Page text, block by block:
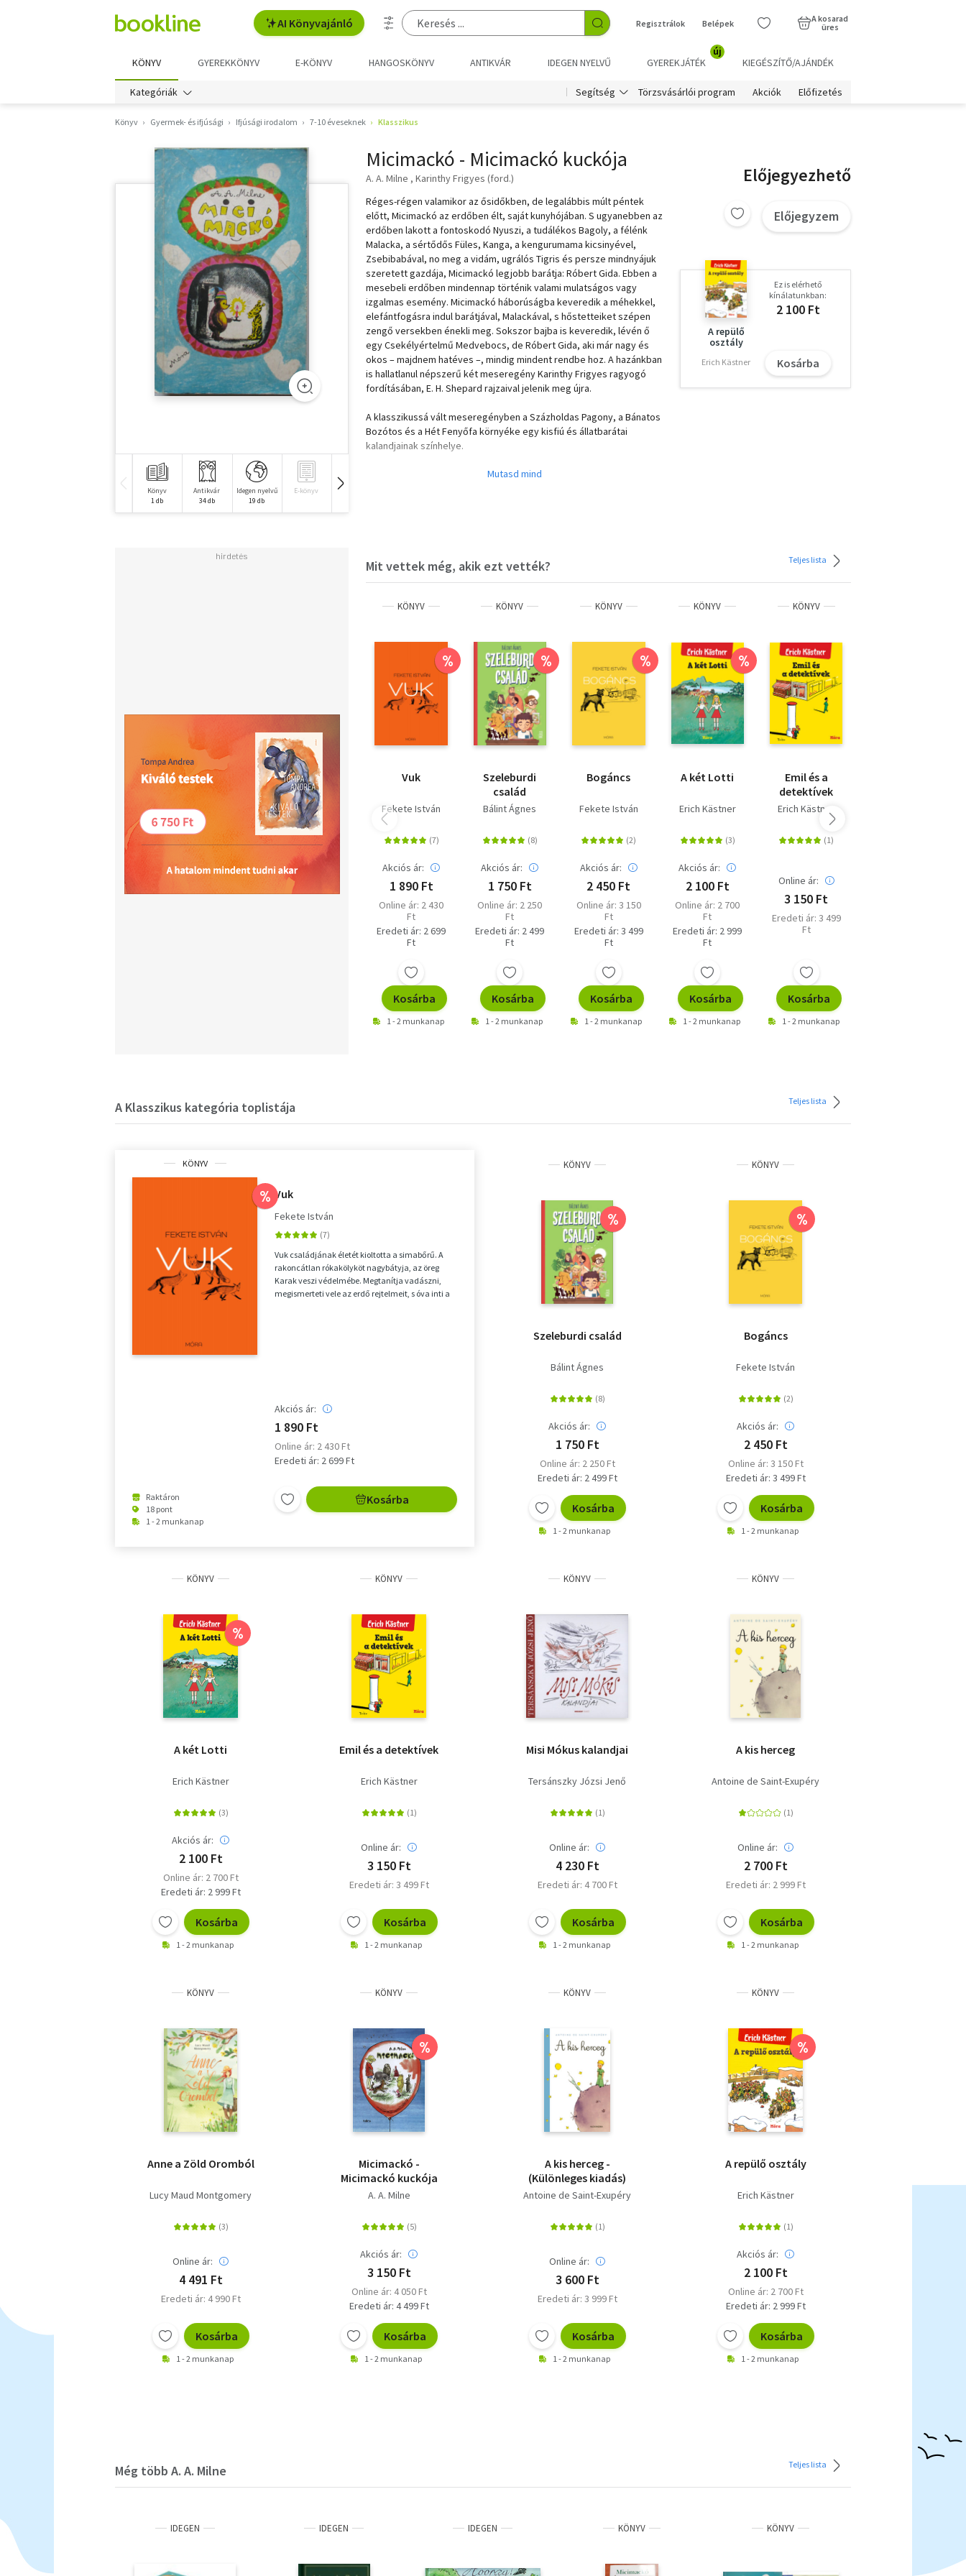
AI Könyvajánló Regisztrálok Belépek
A kosarad
üres
KÖNYV GYEREKKÖNYV E-KÖNYV HANGOSKÖNYV ANTIKVÁR IDEGEN NYELVŰ GYEREKJÁTÉK
új
KIEGÉSZÍTŐ/AJÁNDÉK
Kategóriák Segítség Törzsvásárlói program Akciók Előfizetés
Könyv Gyermek- és ifjúsági Ifjúsági irodalom 7-10 éveseknek Klasszikus
Könyv
1 db
Antikvár
34 db
Idegen nyelvű
19 db
E-könyv Hangoskönyv
Micimackó - Micimackó kuckója
A. A. Milne
Karinthy Frigyes (ford.)
Réges-régen valamikor az ősidőkben, de legalábbis múlt péntek
előtt, Micimackó az erdőben élt, saját kunyhójában. S ugyanebben az
erdőben lakott a fontoskodó Nyuszi, a tudálékos Bagoly, a félénk
Malacka, a sértődős Füles, Kanga, a kengurumama kicsinyével,
Zsebibabával, no meg a vidám, ugrálós Tigris és persze mindnyájuk
szeretett gazdája, Micimackó legjobb barátja: Róbert Gida. Ebben a
mesebeli erdőben mindennap történik valami mulatságos vagy
izgalmas esemény. Micimackó háborúságba keveredik a méhekkel,
elefántfogásra indul barátjával, Malackával, s hőstetteiket szépen
zengő versekben énekli meg. Sokszor bajba is keveredik, lévén ő
egy Csekélyértelmű Medvebocs, de Róbert Gida, aki már nagy és
okos – majdnem hatéves –, mindig mindent rendbe hoz. A hazánkban
is hallatlanul népszerű két meseregény Karinthy Frigyes ragyogó
fordításában, E. H. Shepard rajzaival jelenik meg újra.
A klasszikussá vált meseregényben a Százholdas Pagony, a Bánatos
Bozótos és a Hét Fenyőfa környéke egy kisfiú és állatbarátai
kalandjainak színhelye.
Micimackó az erdőben él, saját kuckójában. Ugyanebben az erdőben
Milne filozófikus, ám egyben naiv prózája híven tolmácsolja a
Karinthy Frigyes kongeniális fordításában élvezhetik a magyar
Előjegyezhető
Előjegyzem
A repülő
osztály
Erich Kästner
Ez is elérhető
kínálatunkban:
2 100 Ft
Kosárba
Mit vettek még, akik ezt vették? Teljes lista
KÖNYV
%
Vuk
Fekete István
Akciós ár:
1 890 Ft
Online ár: 2 430
Ft
Eredeti ár: 2 699
Ft
Kosárba
1 - 2 munkanap
KÖNYV
%
Szeleburdi
család
Bálint Ágnes
Akciós ár:
1 750 Ft
Online ár: 2 250
Ft
Eredeti ár: 2 499
Ft
Kosárba
1 - 2 munkanap
KÖNYV
%
Bogáncs
Fekete István
Akciós ár:
2 450 Ft
Online ár: 3 150
Ft
Eredeti ár: 3 499
Ft
Kosárba
1 - 2 munkanap
KÖNYV
%
A két Lotti
Erich Kästner
Akciós ár:
2 100 Ft
Online ár: 2 700
Ft
Eredeti ár: 2 999
Ft
Kosárba
1 - 2 munkanap
KÖNYV
Emil és a
detektívek
Erich Kästner
Online ár:
3 150 Ft
Eredeti ár: 3 499
Ft
Kosárba
1 - 2 munkanap
A Klasszikus kategória toplistája Teljes lista
KÖNYV
%
Raktáron
18 pont
1 - 2 munkanap
Vuk
Fekete István
Vuk családjának életét kioltotta a simabőrű. A
rakoncátlan rókakölyköt nagybátyja, az öreg
Karak veszi védelmébe. Megtanítja vadászni,
megismerteti vele az erdő rejtelmeit, s óva inti a
Akciós ár:
1 890 Ft
Online ár: 2 430 Ft
Eredeti ár: 2 699 Ft
Kosárba
KÖNYV
%
Szeleburdi család
Bálint Ágnes
Akciós ár:
1 750 Ft
Online ár: 2 250 Ft
Eredeti ár: 2 499 Ft
Kosárba
1 - 2 munkanap
KÖNYV
%
Bogáncs
Fekete István
Akciós ár:
2 450 Ft
Online ár: 3 150 Ft
Eredeti ár: 3 499 Ft
Kosárba
1 - 2 munkanap
KÖNYV
%
A két Lotti
Erich Kästner
Akciós ár:
2 100 Ft
Online ár: 2 700 Ft
Eredeti ár: 2 999 Ft
Kosárba
1 - 2 munkanap
KÖNYV
Emil és a detektívek
Erich Kästner
Online ár:
3 150 Ft
Eredeti ár: 3 499 Ft
Kosárba
1 - 2 munkanap
KÖNYV
Misi Mókus kalandjai
Tersánszky Józsi Jenő
Online ár:
4 230 Ft
Eredeti ár: 4 700 Ft
Kosárba
1 - 2 munkanap
KÖNYV
A kis herceg
Antoine de Saint-Exupéry
Online ár:
2 700 Ft
Eredeti ár: 2 999 Ft
Kosárba
1 - 2 munkanap
KÖNYV
Anne a Zöld Oromból
Lucy Maud Montgomery
Online ár:
4 491 Ft
Eredeti ár: 4 990 Ft
Kosárba
1 - 2 munkanap
KÖNYV
%
Micimackó -
Micimackó kuckója
A. A. Milne
Akciós ár:
3 150 Ft
Online ár: 4 050 Ft
Eredeti ár: 4 499 Ft
Kosárba
1 - 2 munkanap
KÖNYV
A kis herceg -
(Különleges kiadás)
Antoine de Saint-Exupéry
Online ár:
3 600 Ft
Eredeti ár: 3 999 Ft
Kosárba
1 - 2 munkanap
KÖNYV
%
A repülő osztály
Erich Kästner
Akciós ár:
2 100 Ft
Online ár: 2 700 Ft
Eredeti ár: 2 999 Ft
Kosárba
1 - 2 munkanap
Még több A. A. Milne Teljes lista
IDEGEN IDEGEN IDEGEN KÖNYV KÖNYV